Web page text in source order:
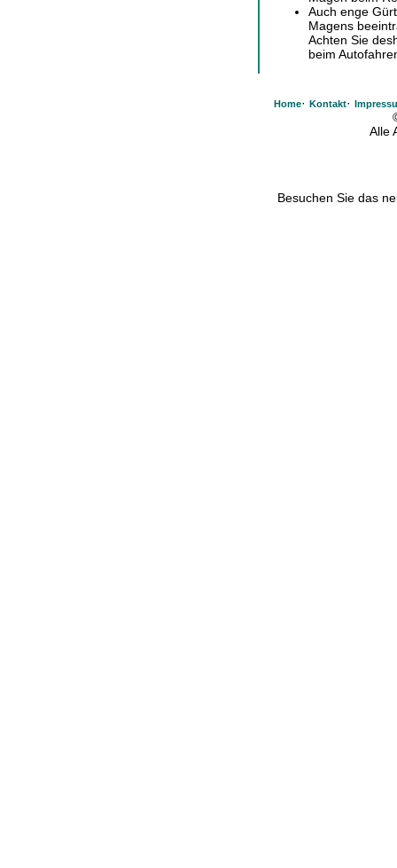
Auch enge
Magens
Achten Sie
beim
Home· Kontakt·
Alle
Besuchen Sie das